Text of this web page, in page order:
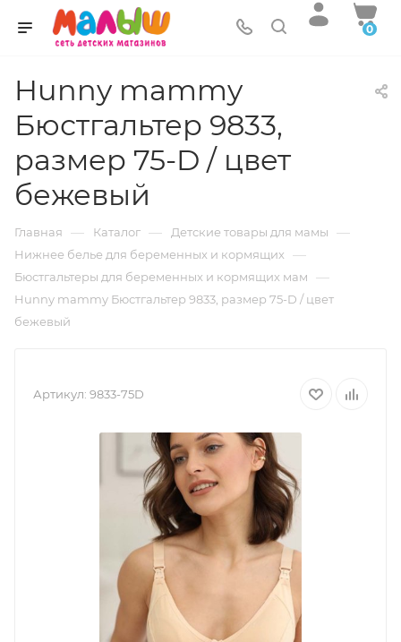
0
Hunny mammy
Бюстгальтер 9833,
размер 75-D / цвет
бежевый
Главная — Каталог — Детские товары для мамы —
Нижнее белье для беременных и кормящих —
Бюстгальтеры для беременных и кормящих мам —
Hunny mammy Бюстгальтер 9833, размер 75-D / цвет
бежевый
Артикул: 9833-75D